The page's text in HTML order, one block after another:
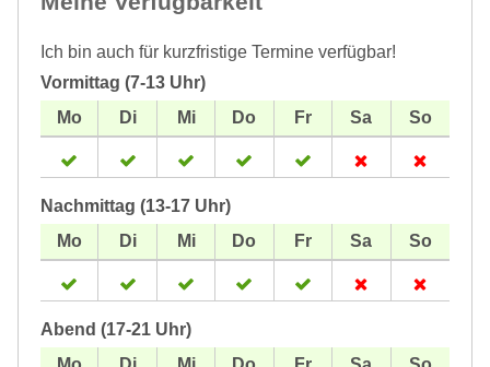
Ich bin auch für kurzfristige Termine verfügbar!
Vormittag (7-13 Uhr)
Nachmittag (13-17 Uhr)
Abend (17-21 Uhr)